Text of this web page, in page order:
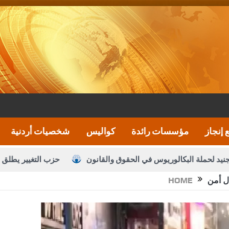
شخصيات أردنية كواليس مؤسسات رائدة
حزب التغيير لحملة البكالوريوس في الحقوق والقانون
حرص مجلس النواب على شراكة فاعلة مع الإعلام
HOME